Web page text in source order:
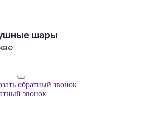
обратный звонок
звонок